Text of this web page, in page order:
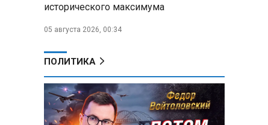
исторического максимума
05 августа 2026, 00:34
ПОЛИТИКА